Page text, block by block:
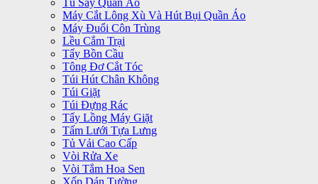
Tủ Sấy Quần Áo
Máy Cắt Lông Xù Và Hút Bụi Quần Áo
Máy Đuổi Côn Trùng
Lều Cắm Trại
Tẩy Bồn Cầu
Tông Đơ Cắt Tóc
Túi Hút Chân Không
Túi Giặt
Túi Đựng Rác
Tẩy Lồng Máy Giặt
Tấm Lưới Tựa Lưng
Tủ Vải Cao Cấp
Vòi Rửa Xe
Vòi Tắm Hoa Sen